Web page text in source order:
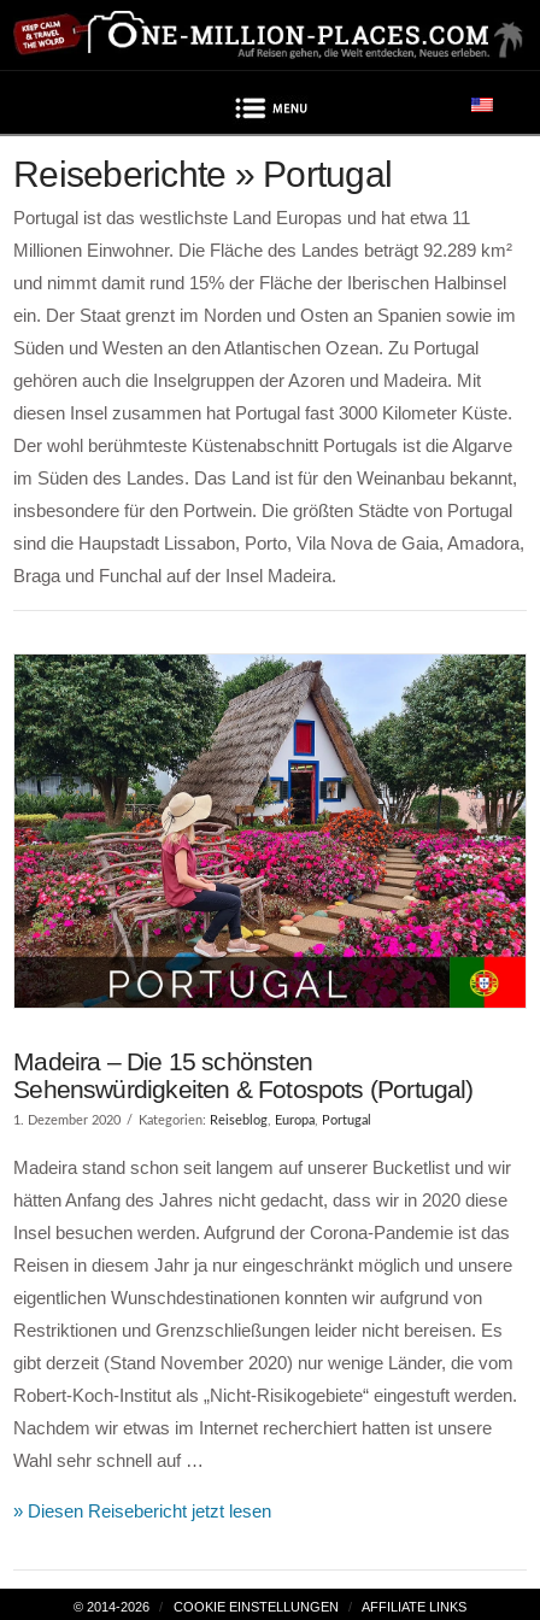
Reiseberichte » Portugal
Portugal ist das westlichste Land Europas und hat etwa 11
Millionen Einwohner. Die Fläche des Landes beträgt 92.289 km²
und nimmt damit rund 15% der Fläche der Iberischen Halbinsel
ein. Der Staat grenzt im Norden und Osten an Spanien sowie im
Süden und Westen an den Atlantischen Ozean. Zu Portugal
gehören auch die Inselgruppen der Azoren und Madeira. Mit
diesen Insel zusammen hat Portugal fast 3000 Kilometer Küste.
Der wohl berühmteste Küstenabschnitt Portugals ist die Algarve
im Süden des Landes. Das Land ist für den Weinanbau bekannt,
insbesondere für den Portwein. Die größten Städte von Portugal
sind die Haupstadt Lissabon, Porto, Vila Nova de Gaia, Amadora,
Braga und Funchal auf der Insel Madeira.
Madeira – Die 15 schönsten
Sehenswürdigkeiten & Fotospots (Portugal)
1. Dezember 2020 Kategorien: Reiseblog Europa Portugal
Madeira stand schon seit langem auf unserer Bucketlist und wir
hätten Anfang des Jahres nicht gedacht, dass wir in 2020 diese
Insel besuchen werden. Aufgrund der Corona-Pandemie ist das
Reisen in diesem Jahr ja nur eingeschränkt möglich und unsere
eigentlichen Wunschdestinationen konnten wir aufgrund von
Restriktionen und Grenzschließungen leider nicht bereisen. Es
gibt derzeit (Stand November 2020) nur wenige Länder, die vom
Robert-Koch-Institut als „Nicht-Risikogebiete“ eingestuft werden.
Nachdem wir etwas im Internet recherchiert hatten ist unsere
Wahl sehr schnell auf …
» Diesen Reisebericht jetzt lesen
© 2014-2026 COOKIE EINSTELLUNGEN AFFILIATE LINKS